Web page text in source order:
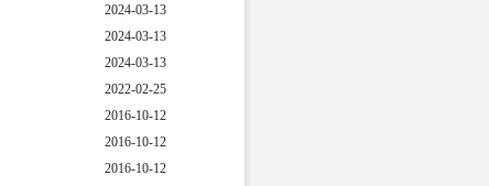
2024-03-13
2024-03-13
2024-03-13
2022-02-25
2016-10-12
2016-10-12
2016-10-12